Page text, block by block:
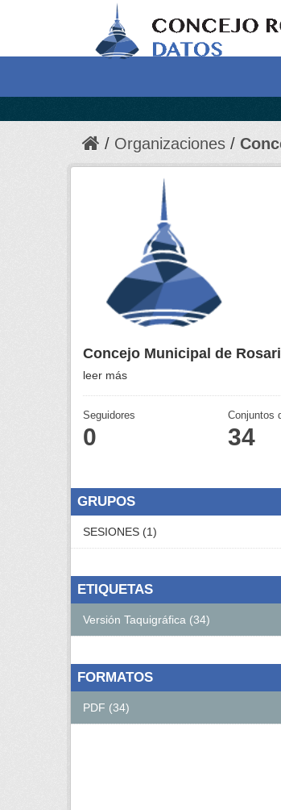
Organizaciones
Concejo Municipal de
leer más
Seguidores
0
Conjuntos
34
GRUPOS
SESIONES (1)
ETIQUETAS
Versión Taquigráfica (34)
FORMATOS
PDF (34)